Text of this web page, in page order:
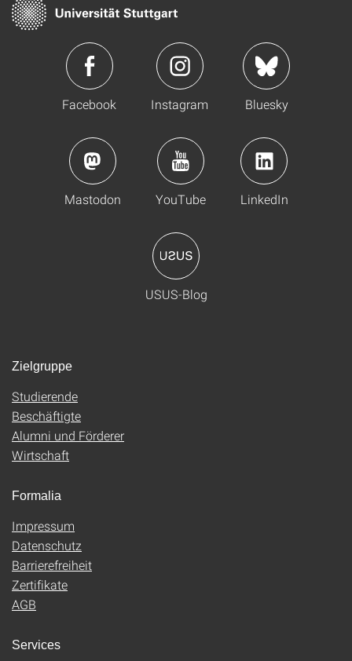
Facebook Instagram Bluesky
Mastodon YouTube LinkedIn
USUS-Blog
Zielgruppe
Studierende
Beschäftigte
Alumni und Förderer
Wirtschaft
Formalia
Impressum
Datenschutz
Barrierefreiheit
Zertifikate
AGB
Services